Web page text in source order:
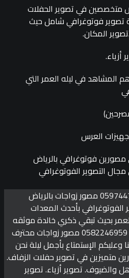
متخصصين في تصوير الحفلات
تصوير فوتوغرافي شامل حيث
المكان.
المشاهد في ليله العمر التي
العرس
فوتوغرافي بالرياض
التصوير الفوتوغرافي